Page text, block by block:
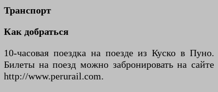
Транспорт
Как добраться
10-часовая поездка на поезде из Куско в Пуно.
Билеты на поезд можно забронировать на сайте
http://www.perurail.com.